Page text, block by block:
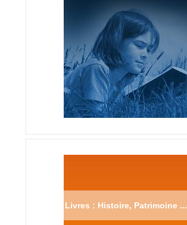
Livres : Histoire, Patrimoine ...